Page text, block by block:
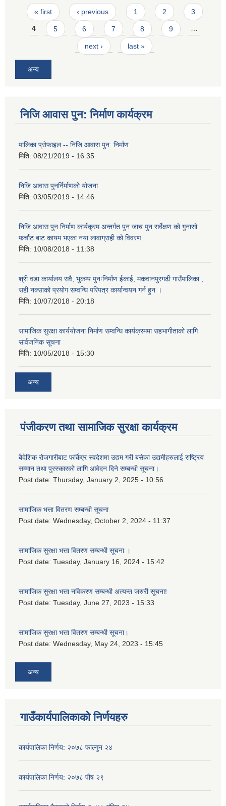
Pages
« first ‹ previous 1 2 3
4 5 6 7 8 9 …
next › last »
अन्य
निजि आवास पुन: निर्माण कार्यक्रम
पालिका प्राेफाइल -- निजि आवास पुन: निर्माण
मिति: 08/21/2019 - 16:35
निजि आवास पुनर्निर्माणको योजना
मिति: 03/05/2019 - 14:46
निजि आवास पुन निर्माण कार्यक्रम अन्तर्गत पुन जाच पुन सर्वेक्षण को गुनासो
फर्चौट बाट कायम भएका नया लावाग्राही को विवरण
मिति: 10/08/2018 - 11:38
श्री वडा कार्यालय सवै, भुकम्प पुनःनिर्माण ईकाई, मकवानपुरगढी गाउँपालिका ,
सही नक्साको प्रयोग सम्वन्धि परिपत्र कार्यान्वयन गर्न हुन ।
मिति: 10/07/2018 - 20:18
सामाजिक सुरक्षा कार्ययोजना निर्माण सम्वन्धि कार्यक्रममा सहभागीताको लागि
सार्वजनिक सूचना
मिति: 10/05/2018 - 15:30
अन्य
पंजीकरण तथा सामाजिक सुरक्षा कार्यक्रम
बैदेशिक रोजगारीबाट फर्किएर स्वदेशमा उद्यम गरी बसेका उद्यमीहरुलाई राष्‍ट्रिय
सम्मान तथा पुरस्कारको लागि आवेदन दिने सम्बन्धी सूचना।
Post date: Thursday, January 2, 2025 - 10:56
सामाजिक भत्ता वितरण सम्बन्धी सूचना
Post date: Wednesday, October 2, 2024 - 11:37
सामाजिक सुरक्षा भत्ता वितरण सम्बन्धी सूचना ।
Post date: Tuesday, January 16, 2024 - 15:42
सामाजिक सुरक्षा भत्ता नविकरण सम्बन्धी अत्यन्त जरुरी सूचना!
Post date: Tuesday, June 27, 2023 - 15:33
सामाजिक सुरक्षा भत्ता वितरण सम्बन्धी सूचना।
Post date: Wednesday, May 24, 2023 - 15:45
अन्य
गाउँकार्यपालिकाको निर्णयहरु
कार्यपालिका निर्णय: २०७८ फाल्गुन २४
कार्यपालिका निर्णय: २०७८ पौष २९